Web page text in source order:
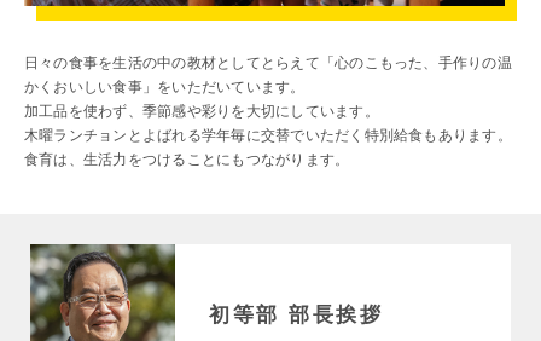
日々の食事を生活の中の教材としてとらえて「心のこもった、手作りの温
かくおいしい食事」をいただいています。
加工品を使わず、季節感や彩りを大切にしています。
木曜ランチョンとよばれる学年毎に交替でいただく特別給食もあります。
食育は、生活力をつけることにもつながります。
初等部 部長挨拶